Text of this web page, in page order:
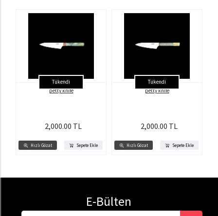
Tükendi
Hızlı Gözat Sepete Ekle
petty knife
2,000.00 TL
Tükendi
Hızlı Gözat Sepete Ekle
petty knife
2,000.00 TL
E-Bülten